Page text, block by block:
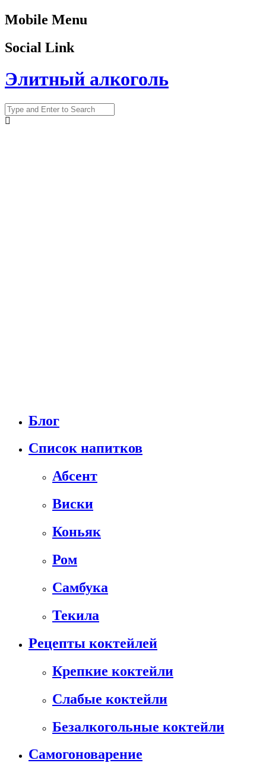
Mobile Menu
Social Link
Элитный алкоголь
Блог
Список напитков
Абсент
Виски
Коньяк
Ром
Самбука
Текила
Рецепты коктейлей
Крепкие коктейли
Слабые коктейли
Безалкогольные коктейли
Самогоноварение